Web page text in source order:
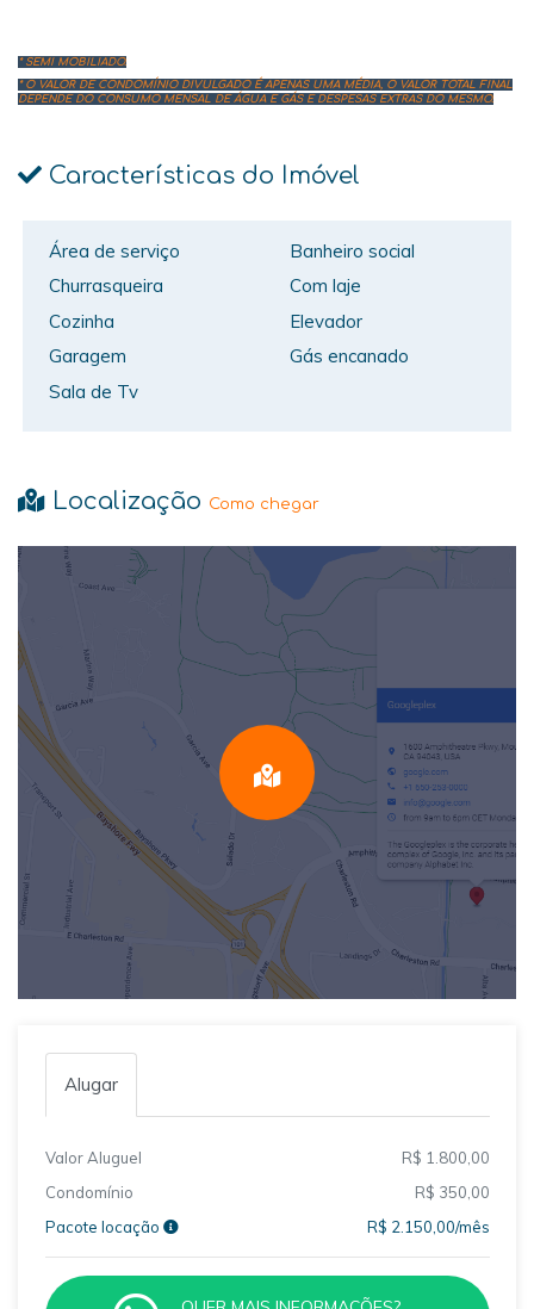
* SEMI MOBILIADO.
* O VALOR DE CONDOMÍNIO DIVULGADO É APENAS UMA MÉDIA, O VALOR TOTAL FINAL
DEPENDE DO CONSUMO MENSAL DE ÁGUA E GÁS E DESPESAS EXTRAS DO MESMO.
Características do Imóvel
Área de serviço
Banheiro social
Churrasqueira
Com laje
Cozinha
Elevador
Garagem
Gás encanado
Sala de Tv
Localização Como chegar
Alugar
Valor Aluguel
R$ 1.800,00
Condomínio
R$ 350,00
Pacote locação
R$ 2.150,00/mês